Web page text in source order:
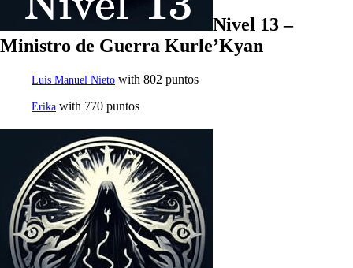
Nivel 13 –
Ministro de Guerra Kurle’Kyan
Luis Manuel Nieto with 802 puntos
Erika with 770 puntos